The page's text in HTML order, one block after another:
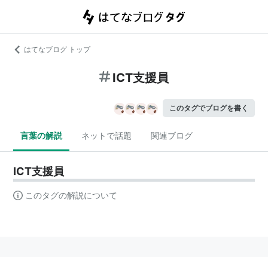
はてなブログ トップ
ICT支援員
このタグでブログを書く
言葉の解説 ネットで話題 関連ブログ
ICT支援員
このタグの解説について